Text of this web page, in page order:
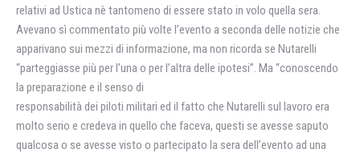
relativi ad Ustica nè tantomeno di essere stato in volo quella sera.
Avevano sì commentato più volte l’evento a seconda delle notizie che
apparivano sui mezzi di informazione, ma non ricorda se Nutarelli
“parteggiasse più per l’una o per l’altra delle ipotesi”. Ma “conoscendo
la preparazione e il senso di
responsabilità dei piloti militari ed il fatto che Nutarelli sul lavoro era
molto serio e credeva in quello che faceva, questi se avesse saputo
qualcosa o se avesse visto o partecipato la sera dell’evento ad una